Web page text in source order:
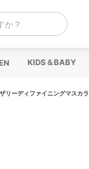
か？
KIDS＆BABY
リーディファイニングマスカラ